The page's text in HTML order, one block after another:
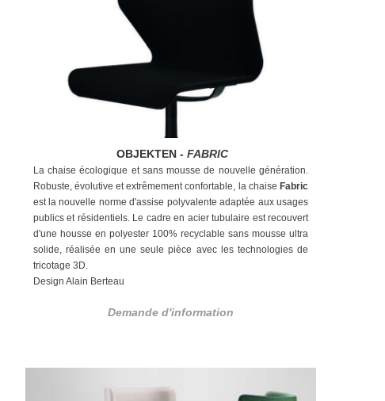
OBJEKTEN- FABRIC
La chaise écologique et sans mousse de nouvelle génération.
Robuste, évolutive et extrêmement confortable, la chaise Fabric
est la nouvelle norme d'assise polyvalente adaptée aux usages
publics et résidentiels. Le cadre en acier tubulaire est recouvert
d'une housse en polyester 100% recyclable sans mousse ultra
solide, réalisée en une seule pièce avec les technologies de
tricotage 3D.
Design Alain Berteau
Demande d'information